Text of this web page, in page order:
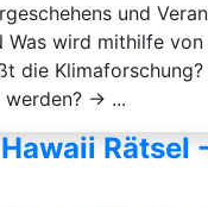
und
Was wird mithilfe
die
werden? → ...